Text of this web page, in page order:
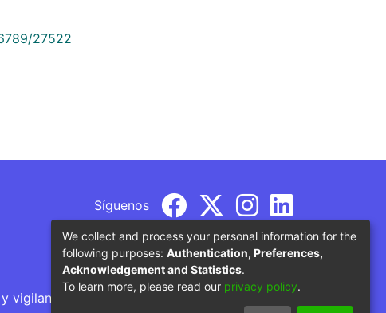
27522
Síguenos
vigilancia por parte del Ministerio de Educación
We collect and process your personal information for the
following purposes: Authentication, Preferences,
Acknowledgement and Statistics.
To learn more, please read our privacy policy.